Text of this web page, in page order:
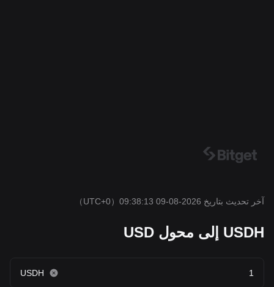
آخر تحديث بتاريخ 2026-08-09 09:38:13 （UTC+0）
USDH إلى محول USD
USDH